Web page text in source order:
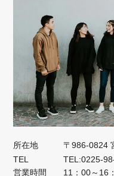
所在地
〒986-0824
TEL
TEL:0225-
営業時間
11：00～16